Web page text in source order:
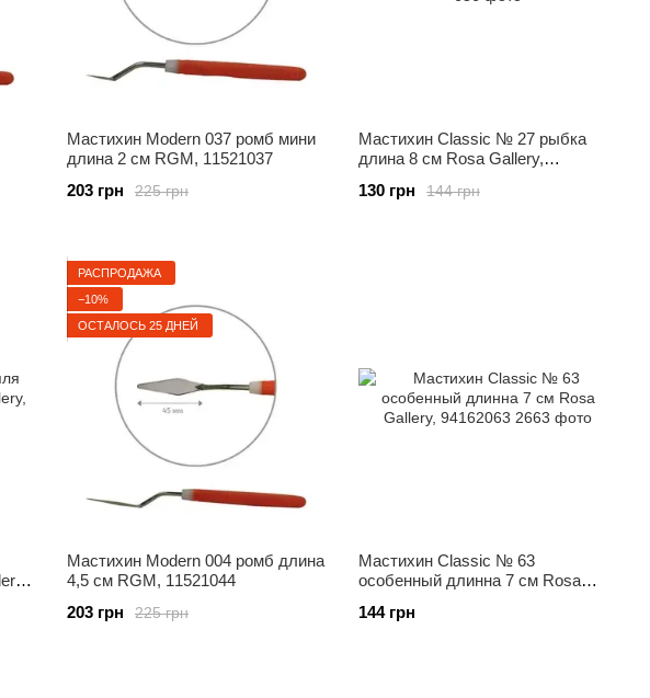
Мастихин Modern 037 ромб мини
длина 2 см RGM, 11521037
225 грн
203 грн
Мастихин Classic № 27 рыбка
длина 8 см Rosa Gallery,
144 грн
130 грн
РАСПРОДАЖА
−10%
ОСТАЛОСЬ 25 ДНЕЙ
Мастихин Modern 004 ромб длина
4,5 см RGM, 11521044
225 грн
203 грн
Мастихин Classic № 63
особенный длинна 7 см Rosa
144 грн